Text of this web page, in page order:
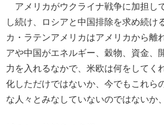
アメリカがウクライナ戦争に加担し
し続け、ロシアと中国排除を求め続け
カ・ラテンアメリカはアメリカから離
アや中国がエネルギー、穀物、資金、
力を入れるなかで、米欧は何をしてく
化しただけではないか、今でもこれら
な人々とみなしていないのではないか